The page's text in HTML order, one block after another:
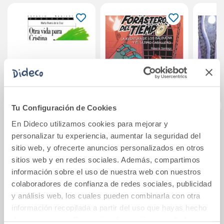
Tu Configuración de Cookies
En Dideco utilizamos cookies para mejorar y
personalizar tu experiencia, aumentar la seguridad del
sitio web, y ofrecerte anuncios personalizados en otros
sitios web y en redes sociales. Además, compartimos
información sobre el uso de nuestra web con nuestros
colaboradores de confianza de redes sociales, publicidad
y análisis web, los cuales pueden combinarla con otra
información recopilada a partir del uso que hayas hecho
Otra vida para
Cristina
13,50€
Comprar
Los Forasteros del
Tiempo 2: La
aventura de los
Balbuena y el
último caballero
12,95€
Comprar